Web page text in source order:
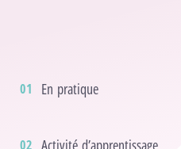
En pratique
Activité d’apprentissage